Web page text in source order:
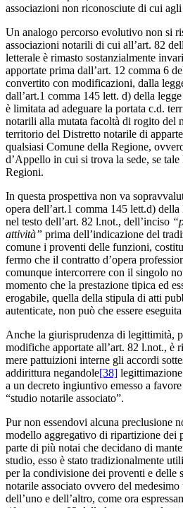
associazioni non riconosciute di cui agli
Un analogo percorso evolutivo non si
associazioni notarili di cui all’art. 82
letterale è rimasto sostanzialmente
apportate prima dall’art. 12 comma 6
convertito con modificazioni, dalla
dall’art.1 comma 145 lett. d) della
è limitata ad adeguare la portata c.d.
notarili alla mutata facoltà di rogito del
territorio del Distretto notarile di
qualsiasi Comune della Regione,
d’Appello in cui si trova la sede, se
Regioni.
In questa prospettiva non va
opera dell’art.1 comma 145 lett.d)
nel testo dell’art. 82 l.not., dell’inciso
attività” prima dell’indicazione del
comune i proventi delle funzioni,
fermo che il contratto d’opera
comunque intercorrere con il singolo
momento che la prestazione tipica ed
erogabile, quella della stipula di atti
autenticate, non può che essere
Anche la giurisprudenza di legittimità,
modifiche apportate all’art. 82 l.not., è
mere pattuizioni interne gli accordi
addirittura negandole[38]
a un decreto ingiuntivo emesso a
“studio notarile associato”.
Pur non essendovi alcuna preclusione
modello aggregativo di ripartizione dei
parte di più notai che decidano di
studio, esso è stato tradizionalmente
per la condivisione dei proventi e delle
notarile associato ovvero del
dell’uno e dell’altro, come ora